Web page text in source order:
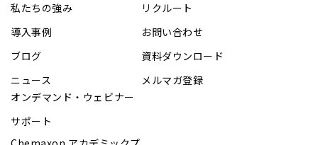
私たちの強み
導入事例
ブログ
ニュース
リクルート
お問い合わせ
資料ダウンロード
メルマガ登録
オンデマンド・ウェビナー
サポート